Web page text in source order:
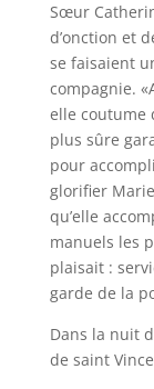
Sœur
d’onction et
se faisaient
compagnie.
elle coutume
plus sûre
pour
glorifier
qu’elle
manuels les
plaisait :
garde de la
Dans la nuit
de saint